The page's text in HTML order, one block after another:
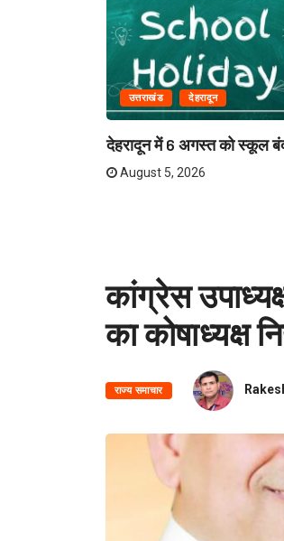
उत्तराखंड देहरादून
देहरादून में 6 अगस्त को स्कूल
August 5, 2026
कांग्रेस
का कोषाध्यक्ष
राज्य समाचार